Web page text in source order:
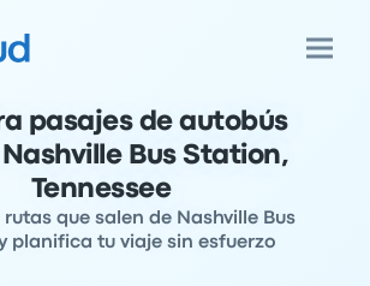
pasajes de autobús
Bus Station,
Tennessee
rutas que salen de Nashville Bus
planifica tu viaje sin esfuerzo